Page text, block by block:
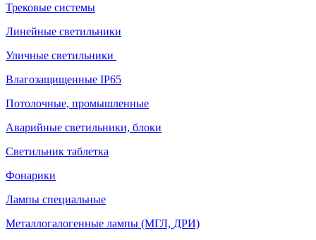
Трековые системы
Линейные светильники
Уличные светильники
Влагозащищенные IP65
Потолочные, промышленные
Аварийные светильники, блоки
Светильник таблетка
Фонарики
Лампы специальные
Металлогалогенные лампы (МГЛ, ДРИ)